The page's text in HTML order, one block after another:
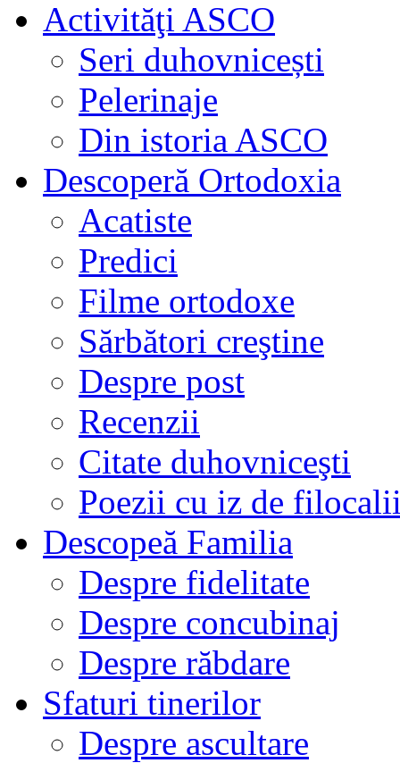
Activităţi ASCO
Seri duhovnicești
Pelerinaje
Din istoria ASCO
Descoperă Ortodoxia
Acatiste
Predici
Filme ortodoxe
Sărbători creştine
Despre post
Recenzii
Citate duhovniceşti
Poezii cu iz de
Descopeă Familia
Despre fidelitate
Despre concubinaj
Despre răbdare
Sfaturi tinerilor
Despre ascultare